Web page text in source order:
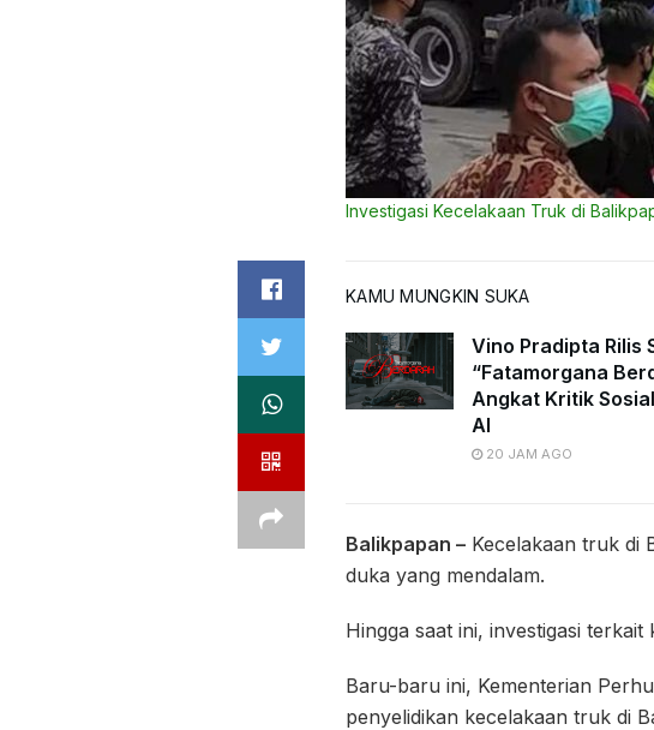
Investigasi Kecelakaan Truk di
KAMU MUNGKIN SUKA
Vino Pradipta Rilis
“Fatamorgana
Angkat Kritik
AI
20 JAM AGO
Balikpapan – Kecelakaan truk di
duka yang mendalam.
Hingga saat ini, investigasi
Baru-baru ini, Kementerian
penyelidikan kecelakaan truk di